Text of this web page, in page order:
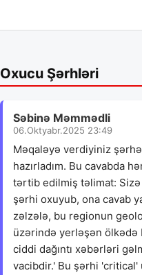
Oxucu Şərhləri
Səbinə Məmmədli
06.Oktyabr.2025 23:49
Məqaləyə verdiyiniz
hazırladım. Bu cavabda
tərtib edilmiş təlimat: Sizə
şərhi oxuyub, ona cavab
zəlzələ, bu regionun
üzərində yerləşən ölkədə
ciddi dağıntı xəbərləri
vacibdir.' Bu şərhi 'critical'